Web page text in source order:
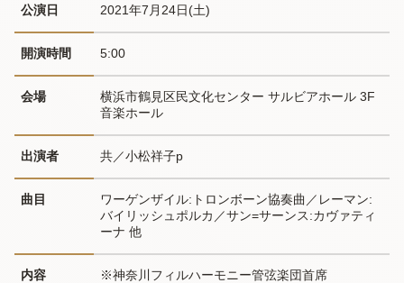
公演日 2021年7月24日(土)
開演時間 5:00
会場
横浜市鶴見区民文化センター サルビアホール 3F
音楽ホール
出演者 共／小松祥子p
曲目
ワーゲンザイル:トロンボーン協奏曲／レーマン:
バイリッシュポルカ／サン=サーンス:カヴァティ
ーナ 他
内容 ※神奈川フィルハーモニー管弦楽団首席